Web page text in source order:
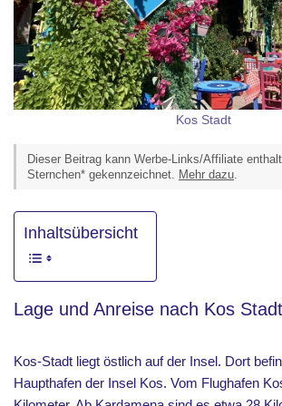
Kos Stadt
Dieser Beitrag kann Werbe-Links/Affiliate
Sternchen* gekennzeichnet. Mehr dazu.
Inhaltsübersicht
Lage und Anreise nach Kos Stadt
Kos-Stadt liegt östlich auf der Insel. Dort
Haupthafen der Insel Kos. Vom Flughafen